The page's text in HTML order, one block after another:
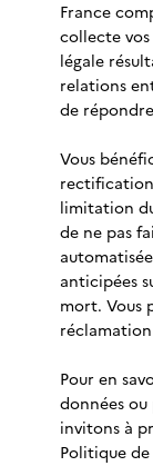
France
collecte vos
légale
relations
de
Vous
limitation
de ne pas
anticipées
mort. Vous
Pour en
données
invitons à
Politique